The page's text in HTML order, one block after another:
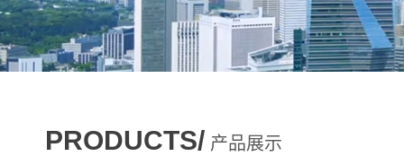
PRODUCTS/ 产品展示